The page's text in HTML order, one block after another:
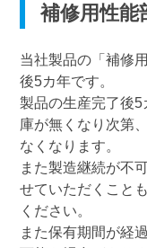
補修用性能
当社製品の「補修
後5カ年です。
製品の生産完了後
庫が無くなり次第
なくなります。
また製造継続が不
せていただくこと
ください。
また保有期間が経